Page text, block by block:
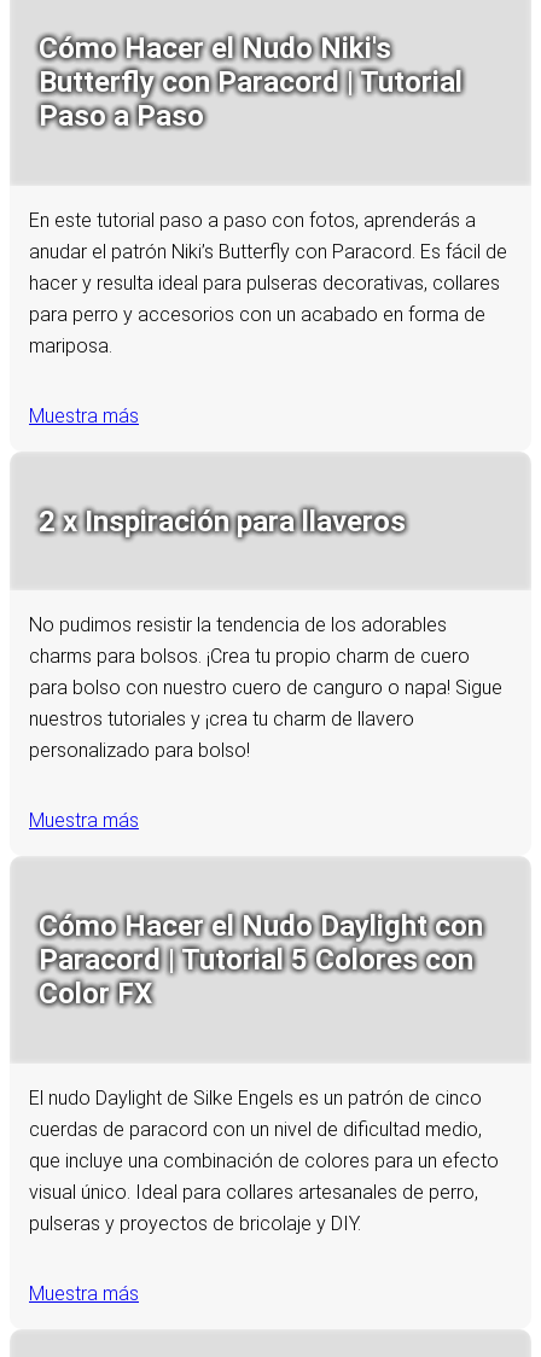
Cómo Hacer el Nudo Niki's
Butterfly con Paracord | Tutorial
Paso a Paso
En este tutorial paso a paso con fotos, aprenderás a
anudar el patrón Niki’s Butterfly con Paracord. Es fácil de
hacer y resulta ideal para pulseras decorativas, collares
para perro y accesorios con un acabado en forma de
mariposa.
Muestra más
2 x Inspiración para llaveros
No pudimos resistir la tendencia de los adorables
charms para bolsos. ¡Crea tu propio charm de cuero
para bolso con nuestro cuero de canguro o napa! Sigue
nuestros tutoriales y ¡crea tu charm de llavero
personalizado para bolso!
Muestra más
Cómo Hacer el Nudo Daylight con
Paracord | Tutorial 5 Colores con
Color FX
El nudo Daylight de Silke Engels es un patrón de cinco
cuerdas de paracord con un nivel de dificultad medio,
que incluye una combinación de colores para un efecto
visual único. Ideal para collares artesanales de perro,
pulseras y proyectos de bricolaje y DIY.
Muestra más